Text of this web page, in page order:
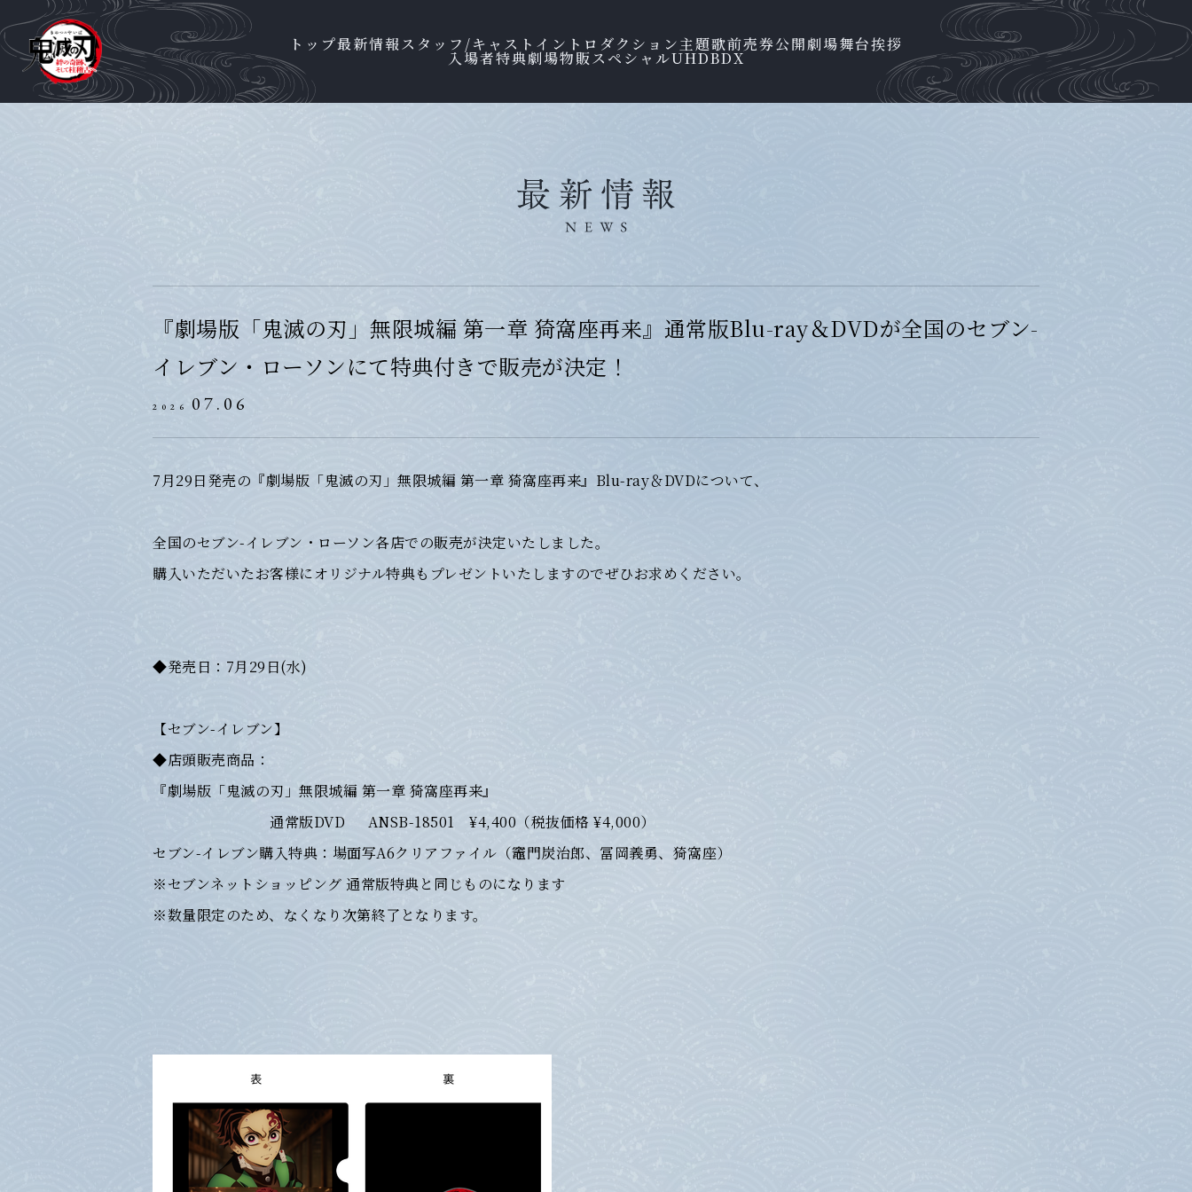
トップ最新情報スタッフ/キャスト イントロダクション主題歌前売券公開劇場舞台挨拶
入場者特典劇場物販スペシャルUHDBDX
『劇場版「鬼滅の刃」無限城編 第一章 猗窩座再来』通常版Blu-ray＆DVDが全国のセブン-
イレブン・ローソンにて特典付きで販売が決定！
2026 07.06
7月29日発売の『劇場版「鬼滅の刃」無限城編 第一章 猗窩座再来』Blu-ray＆DVDについて、
全国のセブン-イレブン・ローソン各店での販売が決定いたしました。
購入いただいたお客様にオリジナル特典もプレゼントいたしますのでぜひお求めください。
◆発売日：7月29日(水)
【セブン-イレブン】
◆店頭販売商品：
『劇場版「鬼滅の刃」無限城編 第一章 猗窩座再来』
通常版DVD ANSB-18501 ¥4,400（税抜価格 ¥4,000）
セブン-イレブン購入特典：場面写A6クリアファイル（竈門炭治郎、冨岡義勇、猗窩座）
※セブンネットショッピング 通常版特典と同じものになります
※数量限定のため、なくなり次第終了となります。